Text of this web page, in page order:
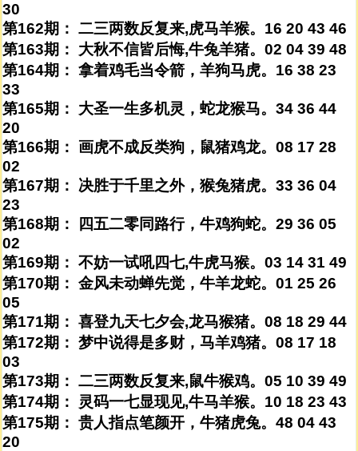
30
第162期： 二三两数反复来,虎马羊猴。16 20 43 46
第163期： 大秋不信皆后悔,牛兔羊猪。02 04 39 48
第164期： 拿着鸡毛当令箭，羊狗马虎。16 38 23
33
第165期： 大圣一生多机灵，蛇龙猴马。34 36 44
20
第166期： 画虎不成反类狗，鼠猪鸡龙。08 17 28
02
第167期： 决胜于千里之外，猴兔猪虎。33 36 04
23
第168期： 四五二零同路行，牛鸡狗蛇。29 36 05
02
第169期： 不妨一试吼四七,牛虎马猴。03 14 31 49
第170期： 金风未动蝉先觉，牛羊龙蛇。01 25 26
05
第171期： 喜登九天七夕会,龙马猴猪。08 18 29 44
第172期： 梦中说得是多财，马羊鸡猪。08 17 18
03
第173期： 二三两数反复来,鼠牛猴鸡。05 10 39 49
第174期： 灵码一七显现见,牛马羊猴。10 18 23 43
第175期： 贵人指点笔颜开，牛猪虎兔。48 04 43
20